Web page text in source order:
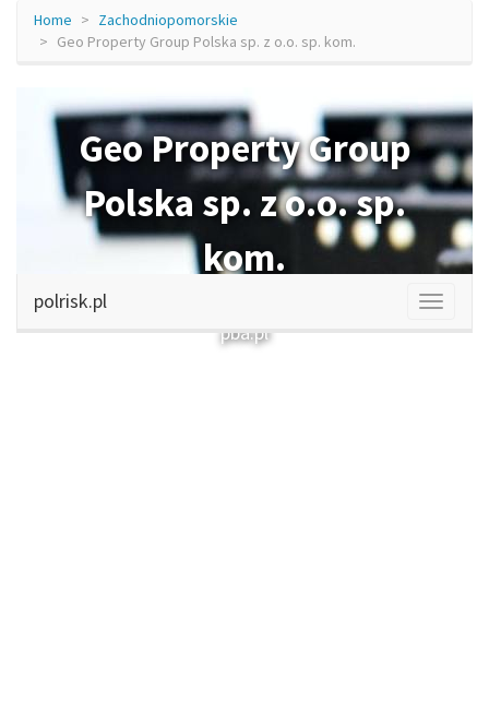
Home
Zachodniopomorskie
Geo Property Group Polska sp. z o.o. sp. kom.
Geo Property Group
Polska sp. z o.o. sp.
kom.
pba.pl
polrisk.pl